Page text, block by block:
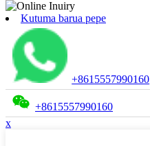
Kutuma barua pepe
+8615557990160
+8615557990160
x